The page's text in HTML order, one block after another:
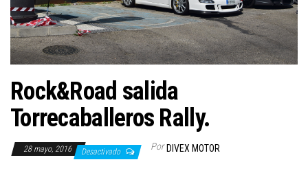
c
ó
Rock&Road salida
Torrecaballeros Rally.
28 mayo, 2016 Desactivado Por DIVEX MOTOR